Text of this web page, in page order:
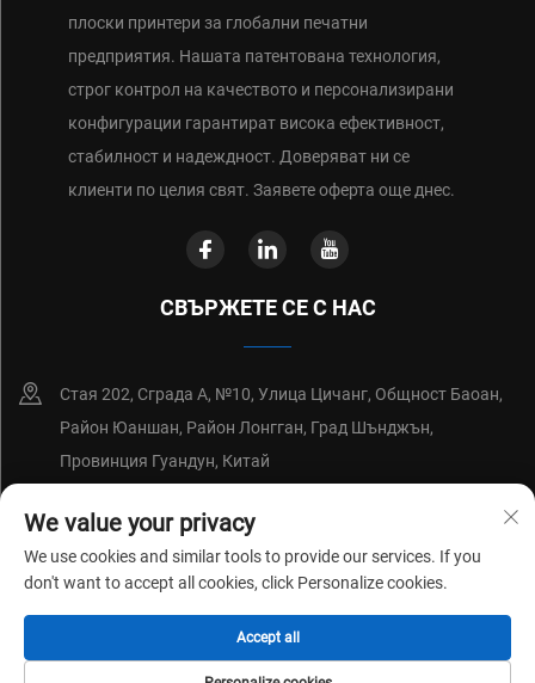
плоски принтери за глобални печатни
предприятия. Нашата патентована технология,
строг контрол на качеството и персонализирани
конфигурации гарантират висока ефективност,
стабилност и надеждност. Доверяват ни се
клиенти по целия свят. Заявете оферта още днес.
СВЪРЖЕТЕ СЕ С НАС
Стая 202, Сграда А, №10, Улица Цичанг, Общност Баоан,
Район Юаншан, Район Лонгган, Град Шънджън,
Провинция Гуандун, Китай
+86-18214652676
[email protected]
Copyright © 2026 от Shenzhen Shenchuangxing Technology Co., Ltd.
Политика за поверителност
We value your privacy
We use cookies and similar tools to provide our services. If you
don't want to accept all cookies, click Personalize cookies.
Accept all